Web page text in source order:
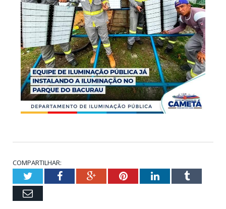
COMPARTILHAR:
TwitterFacebookGoogle+PinterestLinkedInTumblr
Email